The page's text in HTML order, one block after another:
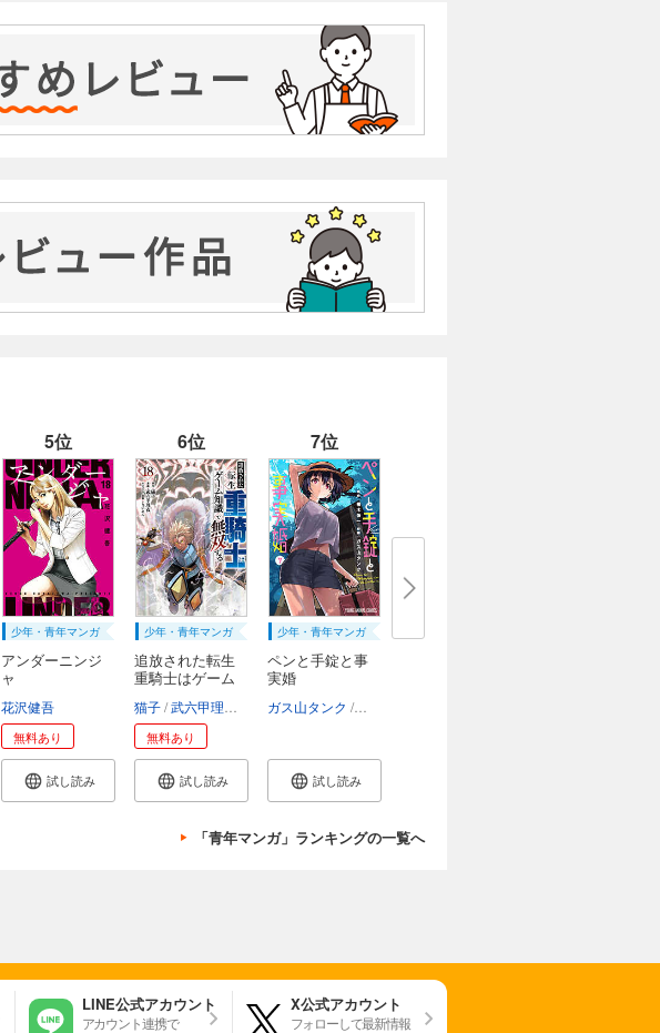
5位
少年・青年マンガ
アンダーニンジ
ャ
花沢健吾
無料あり
試し読み
6位
少年・青年マンガ
追放された転生
重騎士はゲーム
猫子 武六甲理衣 じゃいあん
無料あり
試し読み
7位
少年・青年マンガ
ペンと手錠と事
実婚
ガス山タンク
試し読み
「青年マンガ」ランキングの一覧へ
LINE公式アカウント
アカウント連携で
X公式アカウント
フォローして最新情報